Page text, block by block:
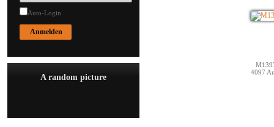
Auto-Login
A random picture
4097